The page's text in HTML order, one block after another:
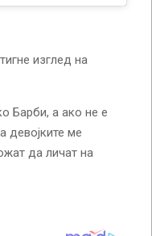
изглед на
Барби, а ако не е
девојките ме
да личат на